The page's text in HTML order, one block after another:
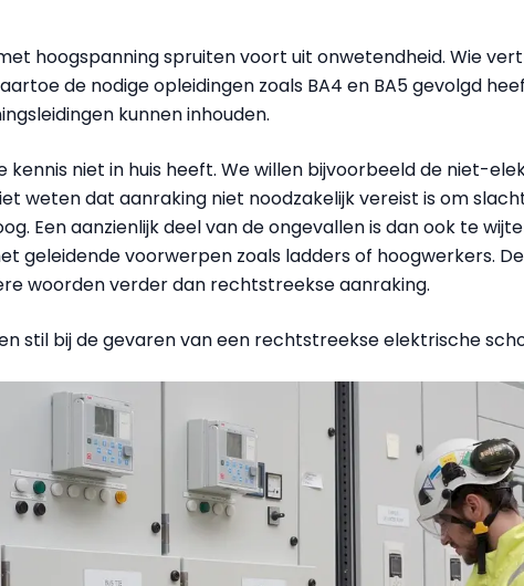
hoogspanning spruiten voort uit onwetendheid. Wie
de nodige opleidingen zoals BA4 en BA5 gevolgd
kunnen inhouden.
kennis niet in huis heeft. We willen bijvoorbeeld de niet-
weten dat aanraking niet noodzakelijk vereist is om
Een aanzienlijk deel van de ongevallen is dan ook te
geleidende voorwerpen zoals ladders of hoogwerkers. De
woorden verder dan rechtstreekse aanraking.
stil bij de gevaren van een rechtstreekse elektrische